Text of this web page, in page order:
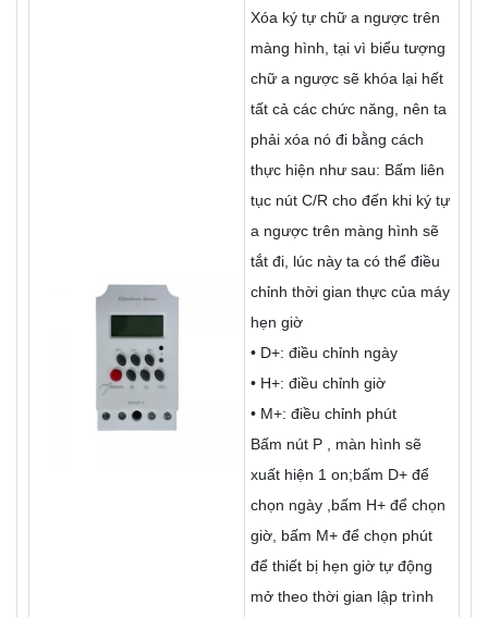
Xóa ký tự chữ a ngược trên
màng hình, tại vì biểu tượng
chữ a ngược sẽ khóa lại hết
tất cả các chức năng, nên ta
phải xóa nó đi bằng cách
thực hiện như sau: Bấm liên
tục nút C/R cho đến khi ký tự
a ngược trên màng hình sẽ
tắt đi, lúc này ta có thể điều
chỉnh thời gian thực của máy
hẹn giờ
• D+: điều chỉnh ngày
• H+: điều chỉnh giờ
• M+: điều chỉnh phút
Bấm nút P , màn hình sẽ
xuất hiện 1 on;bấm D+ để
chọn ngày ,bấm H+ để chọn
giờ, bấm M+ để chọn phút
để thiết bị hẹn giờ tự động
mở theo thời gian lập trình